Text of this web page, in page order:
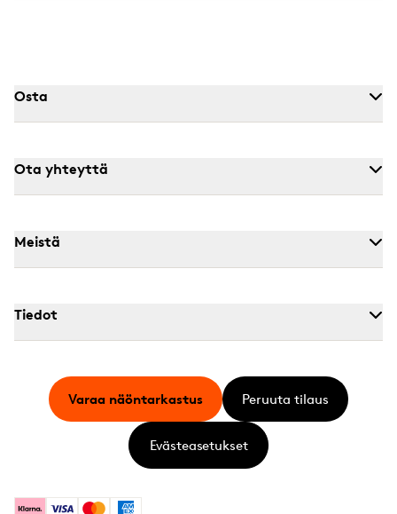
Osta
Ota yhteyttä
Meistä
Tiedot
KlarnaVisa MastercardAmerican Express
Varaa näöntarkastus Peruuta tilaus
Evästeasetukset